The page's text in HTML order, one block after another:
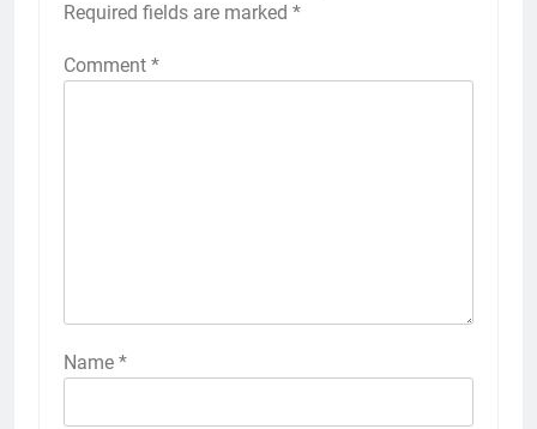
Required fields are marked *
Comment *
Name *